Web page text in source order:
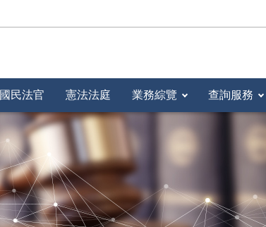
國民法官 憲法法庭 業務綜覽 查詢服務